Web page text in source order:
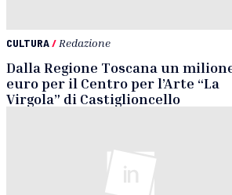
CULTURA/ Redazione
Dalla Regione Toscana un
euro per il Centro per l’Arte “La
Virgola” di Castiglioncello